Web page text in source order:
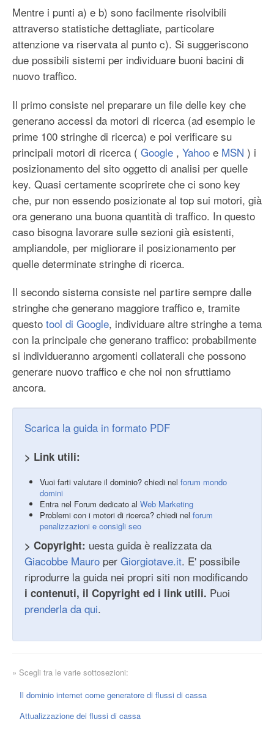
Mentre i punti a) e b) sono facilmente risolvibili
attraverso statistiche dettagliate, particolare
attenzione va riservata al punto c). Si suggeriscono
due possibili sistemi per individuare buoni bacini di
nuovo traffico.
Il primo consiste nel preparare un file delle key che
generano accessi da motori di ricerca (ad esempio le
prime 100 stringhe di ricerca) e poi verificare su
principali motori di ricerca ( Google , Yahoo e MSN ) i
posizionamento del sito oggetto di analisi per quelle
key. Quasi certamente scoprirete che ci sono key
che, pur non essendo posizionate al top sui motori, già
ora generano una buona quantità di traffico. In questo
caso bisogna lavorare sulle sezioni già esistenti,
ampliandole, per migliorare il posizionamento per
quelle determinate stringhe di ricerca.
Il secondo sistema consiste nel partire sempre dalle
stringhe che generano maggiore traffico e, tramite
questo tool di Google, individuare altre stringhe a tema
con la principale che generano traffico: probabilmente
si individueranno argomenti collaterali che possono
generare nuovo traffico e che noi non sfruttiamo
ancora.
Scarica la guida in formato PDF
> Link utili:
Vuoi farti valutare il dominio? chiedi nel forum mondo
domini
Entra nel Forum dedicato al Web Marketing
Problemi con i motori di ricerca? chiedi nel forum
penalizzazioni e consigli seo
> Copyright: uesta guida è realizzata da
Giacobbe Mauro per Giorgiotave.it. E' possibile
riprodurre la guida nei propri siti non modificando
i contenuti, il Copyright ed i link utili. Puoi
prenderla da qui.
» Scegli tra le varie sottosezioni:
Il dominio internet come generatore di flussi di cassa
Attualizzazione dei flussi di cassa